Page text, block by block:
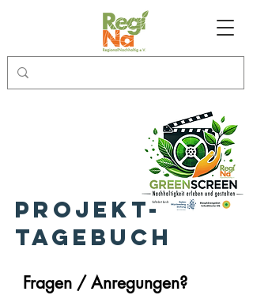
Projekt-
tagebuch
Fragen / Anregungen?